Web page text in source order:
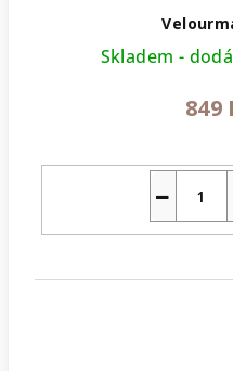
Skladem -
849
−